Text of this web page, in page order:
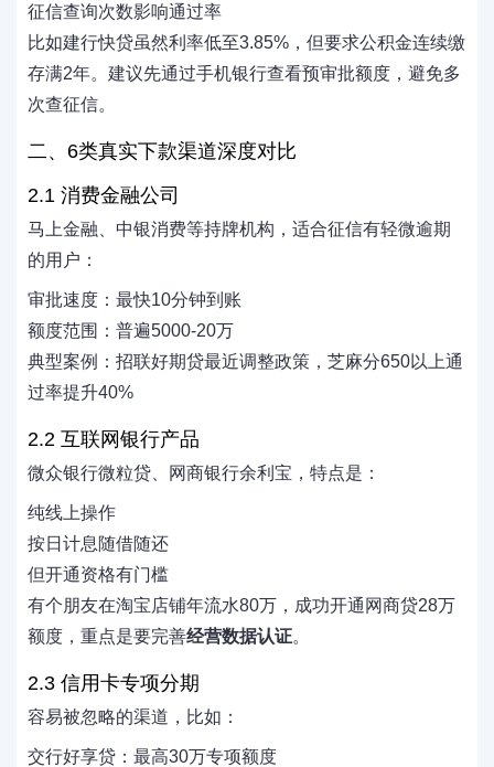
征信查询次数影响通过率
比如建行快贷虽然利率低至3.85%，但要求公积金连续缴
存满2年。建议先通过手机银行查看预审批额度，避免多
次查征信。
二、6类真实下款渠道深度对比
2.1 消费金融公司
马上金融、中银消费等持牌机构，适合征信有轻微逾期
的用户：
审批速度：最快10分钟到账
额度范围：普遍5000-20万
典型案例：招联好期贷最近调整政策，芝麻分650以上通
过率提升40%
2.2 互联网银行产品
微众银行微粒贷、网商银行余利宝，特点是：
纯线上操作
按日计息随借随还
但开通资格有门槛
有个朋友在淘宝店铺年流水80万，成功开通网商贷28万
额度，重点是要完善经营数据认证。
2.3 信用卡专项分期
容易被忽略的渠道，比如：
交行好享贷：最高30万专项额度